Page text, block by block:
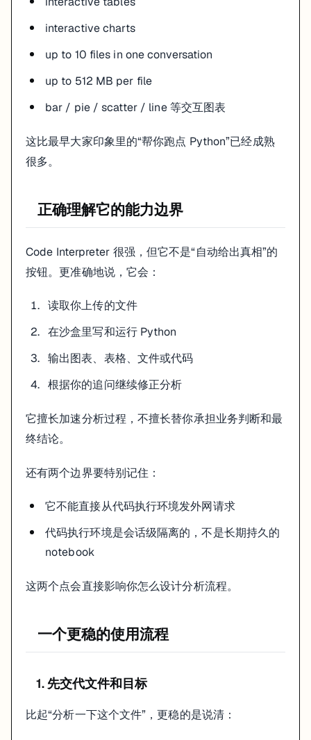
interactive charts
up to 10 files in one conversation
up to 512 MB per file
bar / pie / scatter / line 等交互图表
这比最早大家印象里的“帮你跑点 Python”已经成熟
很多。
正确理解它的能力边界
Code Interpreter 很强，但它不是“自动给出真相”的
按钮。更准确地说，它会：
读取你上传的文件
在沙盒里写和运行 Python
输出图表、表格、文件或代码
根据你的追问继续修正分析
它擅长加速分析过程，不擅长替你承担业务判断和最
终结论。
还有两个边界要特别记住：
它不能直接从代码执行环境发外网请求
代码执行环境是会话级隔离的，不是长期持久的
notebook
这两个点会直接影响你怎么设计分析流程。
一个更稳的使用流程
1. 先交代文件和目标
比起“分析一下这个文件”，更稳的是说清：